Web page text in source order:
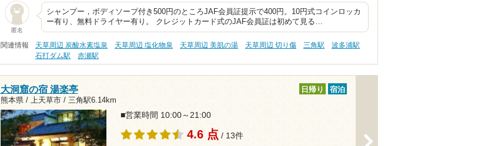
匿名
シャンプー，ボディソープ付き500円のところJAF会員証提示で400円。10円式コインロッカ
ー有り、無料ドライヤー有り。 クレジットカード式のJAF会員証は初めて見る…
関連情報 天草周辺 炭酸水素塩泉 天草周辺 塩化物泉 天草周辺 美肌の湯 天草周辺 切り傷 三角駅
波多浦駅
石打ダム駅
赤瀬駅
大洞窟の宿 湯楽亭
熊本県 / 上天草市 / 三角駅6.14km
日帰り 宿泊
■営業時間 10:00～21:00
4.6 点 / 13件